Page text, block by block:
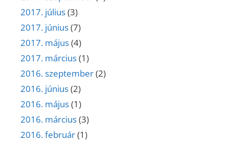
2017. július(3)
2017. június(7)
2017. május(4)
2017. március(1)
2016. szeptember(2)
2016. június(2)
2016. május(1)
2016. március(3)
2016. február(1)